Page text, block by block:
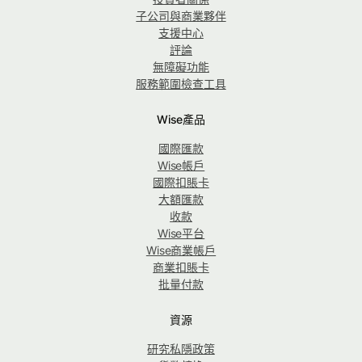
子公司與商業夥伴
支援中心
評論
無障礙功能
服務範圍檢查工具
Wise產品
國際匯款
Wise帳戶
國際扣賬卡
大額匯款
收款
Wise平台
Wise商業帳戶
商業扣賬卡
批量付款
資源
研究私隱政策